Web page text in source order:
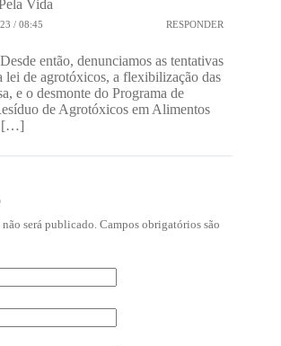
Vida
/ 08:45 RESPONDER
então, denunciamos as tentativas
lei de agrotóxicos, a flexibilização das
e o desmonte do Programa de
de Agrotóxicos em Alimentos
[…]
não será publicado. Campos obrigatórios são